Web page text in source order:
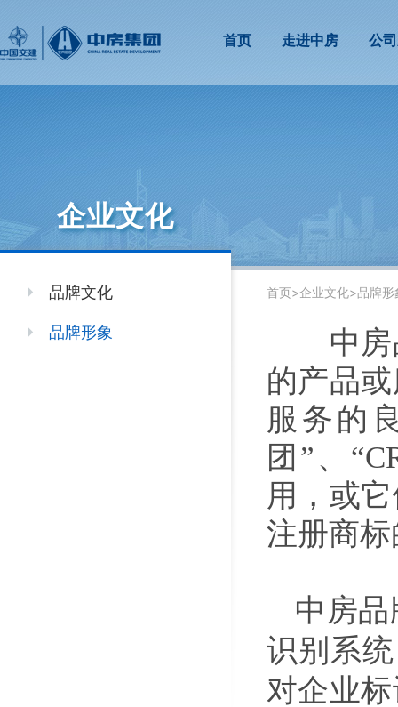
首页 走进中房 公
企业文化
品牌文化
品牌形象
首页>企业文化>品牌形
中房品
的产品
服务的
团”、
用，或
注册商
中房
识别系
对企业